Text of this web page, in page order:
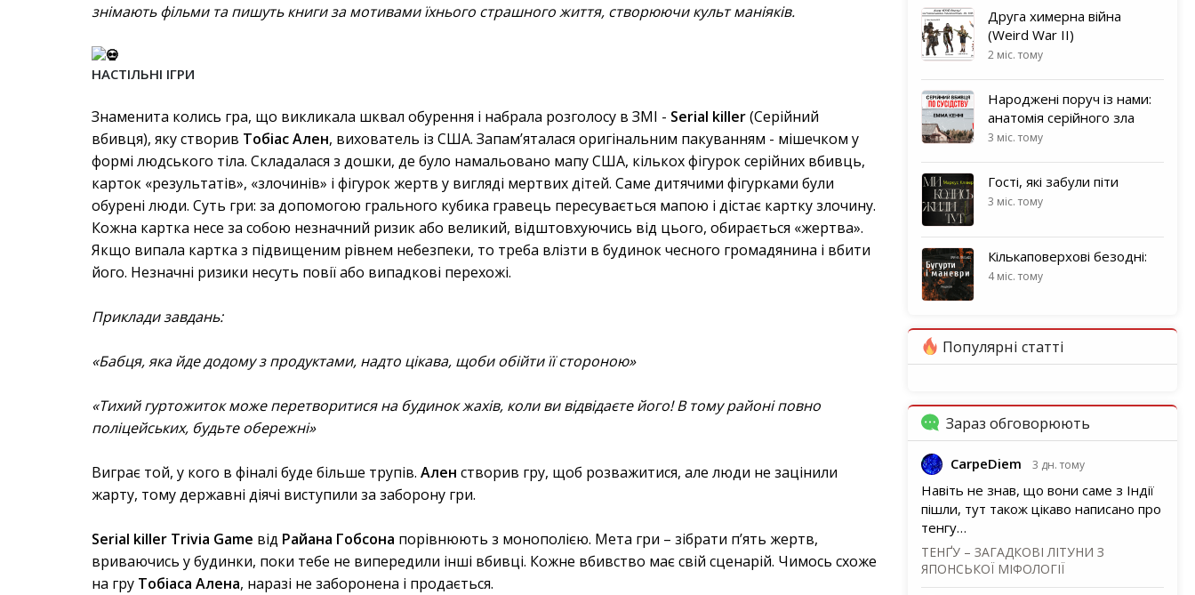
знімають фільми та пишуть книги за мотивами їхнього страшного життя, створюючи культ маніяків.
НАСТІЛЬНІ ІГРИ
Знаменита колись гра, що викликала шквал обурення і набрала розголосу в ЗМІ - Serial killer(Серійний
вбивця), яку створив Тобіас Ален, вихователь із США. Запам’яталася оригінальним пакуванням - мішечком у
формі людського тіла. Складалася з дошки, де було намальовано мапу США, кількох фігурок серійних вбивць,
карток «результатів», «злочинів» і фігурок жертв у вигляді мертвих дітей. Саме дитячими фігурками були
обурені люди. Суть гри: за допомогою грального кубика гравець пересувається мапою і дістає картку злочину.
Кожна картка несе за собою незначний ризик або великий, відштовхуючись від цього, обирається «жертва».
Якщо випала картка з підвищеним рівнем небезпеки, то треба влізти в будинок чесного громадянина і вбити
його. Незначні ризики несуть повії або випадкові перехожі.
Приклади завдань:
«Бабця, яка йде додому з продуктами, надто цікава, щоби обійти її стороною»
«Тихий гуртожиток може перетворитися на будинок жахів, коли ви відвідаєте його! В тому районі повно
поліцейських, будьте обережні»
Виграє той, у кого в фіналі буде більше трупів.Ален створив гру, щоб розважитися, але люди не зацінили
жарту, тому державні діячі виступили за заборону гри.
Serial killer Trivia Game від Райана Гобсона порівнюють з монополією. Мета гри – зібрати п’ять жертв,
вриваючись у будинки, поки тебе не випередили інші вбивці. Кожне вбивство має свій сценарій. Чимось схоже
на гру Тобіаса Алена, наразі не заборонена і продається.
Друга химерна війна
(Weird War II)
2 міс. тому
Народжені поруч із нами:
анатомія серійного зла
3 міс. тому
Гості, які забули піти
3 міс. тому
Кількаповерхові безодні:
4 міс. тому
Популярні статті
Зараз обговорюють
CarpeDiem 3 дн. тому
Навіть не знав, що вони саме з Індії
пішли, тут також цікаво написано про
тенгу…
ТЕНҐУ – ЗАГАДКОВІ ЛІТУНИ З
ЯПОНСЬКОЇ МІФОЛОГІЇ